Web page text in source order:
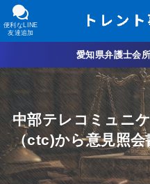
便利なLINE
友達追加
愛知県弁護士会
中部テレコミュニ
（ctc)から意見照